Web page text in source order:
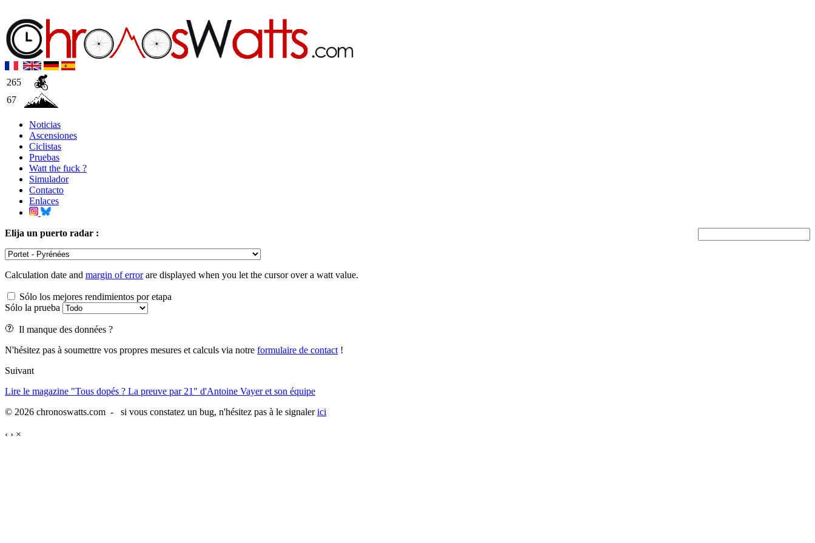
265
67
Noticias
Ascensiones
Ciclistas
Pruebas
Watt the fuck ?
Simulador
Contacto
Enlaces
Elija un puerto radar :
Calculation date and margin of errorare displayed when you let the cursor over a watt value.
Sólo los mejores rendimientos por etapa
Sólo la prueba
Il manque des données ?
N'hésitez pas à soumettre vos propres mesures et calculs via notre formulaire de contact !
Suivant
Lire le magazine "Tous dopés ? La preuve par 21" d'Antoine Vayer et son équipe
© 2026 chronoswatts.com - si vous constatez un bug, n'hésitez pas à le signalerici
‹ › ×